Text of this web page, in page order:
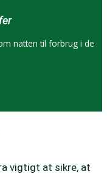
natten til forbrug i de
vigtigt at sikre, at